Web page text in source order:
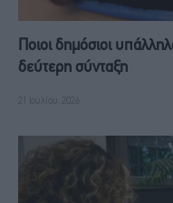
Ποιοι δημόσιοι
δεύτερη σύνταξη
21 Ιουλίου, 2026